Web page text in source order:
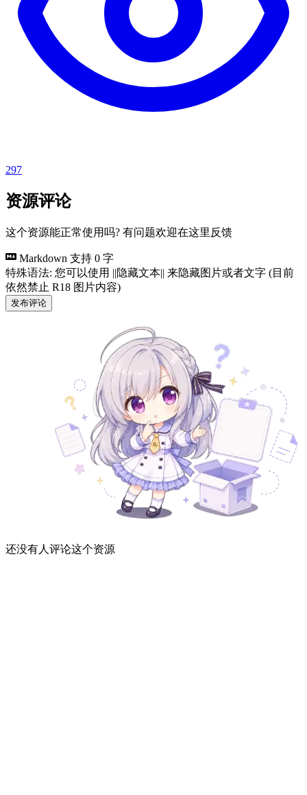
297
资源评论
这个资源能正常使用吗? 有问题欢迎在这里反馈
Markdown 支持 0 字
特殊语法: 您可以使用 ||隐藏文本|| 来隐藏图片或者文字 (目前
依然禁止 R18 图片内容)
发布评论
还没有人评论这个资源